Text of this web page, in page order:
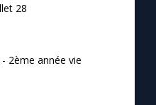
28
2ème année vie